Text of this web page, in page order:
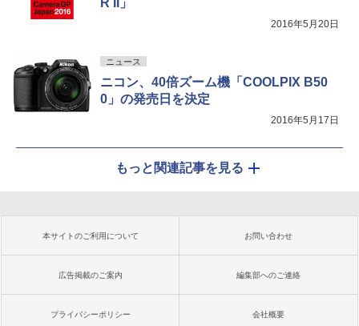
2016年5月20日
ニュース
ニコン、40倍ズーム機「COOLPIX B50
0」の発売日を決定
2016年5月17日
もっと関連記事を見る
本サイトのご利用について お問い合わせ
広告掲載のご案内 編集部へのご連絡
プライバシーポリシー 会社概要